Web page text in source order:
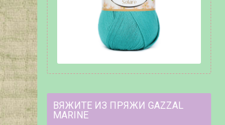
ВЯЖИТЕ ИЗ ПРЯЖИ GAZZAL
MARINE